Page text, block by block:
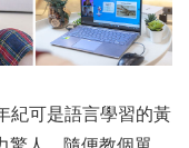
紀可是語言學習的黃